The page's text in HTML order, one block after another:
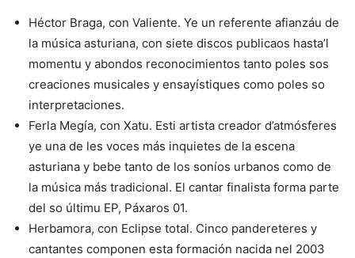
Héctor Braga, con Valiente. Ye un referente afianzáu de
la música asturiana, con siete discos publicaos hasta’l
momentu y abondos reconocimientos tanto poles sos
creaciones musicales y ensayístiques como poles so
interpretaciones.
Ferla Megía, con Xatu. Esti artista creador d’atmósferes
ye una de les voces más inquietes de la escena
asturiana y bebe tanto de los soníos urbanos como de
la música más tradicional. El cantar finalista forma parte
del so últimu EP, Páxaros 01.
Herbamora, con Eclipse total. Cinco pandereteres y
cantantes componen esta formación nacida nel 2003